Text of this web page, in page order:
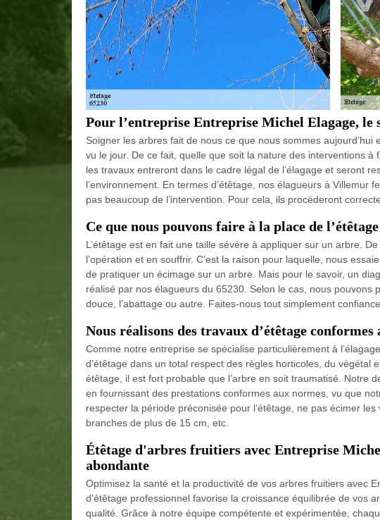
Pour l’entreprise Entreprise Michel Elagage,
Soigner les arbres fait de nous ce que nous sommes
vu le jour. De ce fait, quelle que soit la nature des interventions
les travaux entreront dans le cadre légal de l’élagage et seront
l’environnement. En termes d’étêtage, nos élagueurs à Villemur
pas beaucoup de l’intervention. Pour cela, ils procéderont
Ce que nous pouvons faire à la place de l’étêtage
L’étêtage est en fait une taille sévère à appliquer sur un arbre.
l’opération et en souffrir. C’est la raison pour laquelle, nous
de pratiquer un écimage sur un arbre. Mais pour le savoir, un
réalisé par nos élagueurs du 65230. Selon le cas, nous pouvons
douce, l’abattage ou autre. Faites-nous tout simplement
Nous réalisons des travaux d’étêtage conformes
Comme notre entreprise se spécialise particulièrement à
d’étêtage dans un total respect des règles horticoles, du végétal
étêtage, il est fort probable que l’arbre en soit traumatisé. Notre
en fournissant des prestations conformes aux normes, vu que
respecter la période préconisée pour l’étêtage, ne pas écimer
branches de plus de 15 cm, etc.
Étêtage d'arbres fruitiers avec Entreprise
abondante
Optimisez la santé et la productivité de vos arbres fruitiers avec
d'étêtage professionnel favorise la croissance équilibrée de vos
qualité. Grâce à notre équipe compétente et expérimentée,